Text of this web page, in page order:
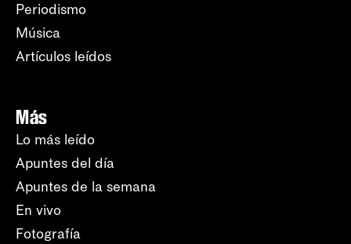
Periodismo
Música
Artículos leídos
Más
Lo más leído
Apuntes del día
Apuntes de la semana
En vivo
Fotografía